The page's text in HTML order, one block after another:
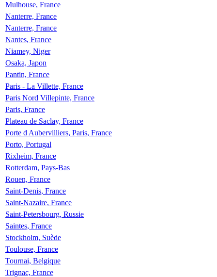
Mulhouse, France
Nanterre, France
Nanterre, France
Nantes, France
Niamey, Niger
Osaka, Japon
Pantin, France
Paris - La Villette, France
Paris Nord Villepinte, France
Paris, France
Plateau de Saclay, France
Porte d Aubervilliers, Paris, France
Porto, Portugal
Rixheim, France
Rotterdam, Pays-Bas
Rouen, France
Saint-Denis, France
Saint-Nazaire, France
Saint-Petersbourg, Russie
Saintes, France
Stockholm, Suède
Toulouse, France
Tournai, Belgique
Trignac, France